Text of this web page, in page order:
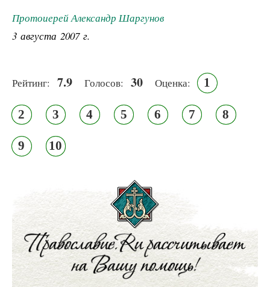
Протоиерей Александр Шаргунов
3 августа 2007 г.
Рейтинг: 7.9 Голосов: 30 Оценка: 1
2 3 4 5 6 7 8
9 10